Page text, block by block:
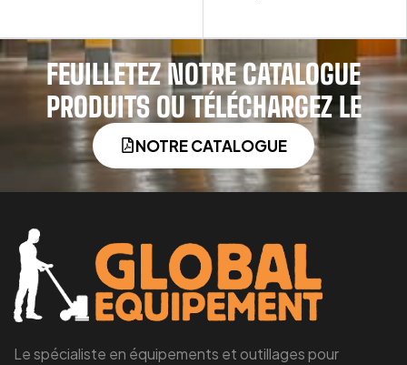
FEUILLETEZ NOTRE CATALOGUE
PRODUITS OU TÉLÉCHARGEZ LE
NOTRE CATALOGUE
Le spécialiste en équipements et outillages pour